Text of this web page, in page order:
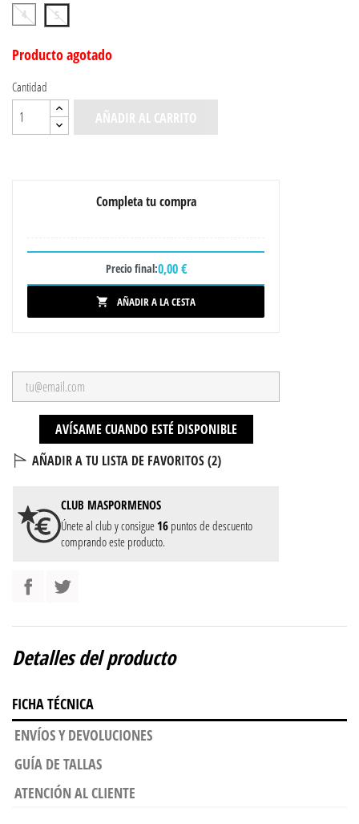
4 5
Producto agotado
Cantidad
AÑADIR AL CARRITO
Completa tu compra
Precio final:0,00 €
 AÑADIR A LA CESTA
AVÍSAME CUANDO ESTÉ DISPONIBLE
AÑADIR A TU LISTA DE FAVORITOS (2)
CLUB MASPORMENOS
Únete al club y consigue 16 puntos de descuento
comprando este producto.
Detalles del producto
FICHA TÉCNICA
ENVÍOS Y DEVOLUCIONES
GUÍA DE TALLAS
ATENCIÓN AL CLIENTE